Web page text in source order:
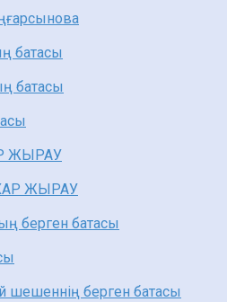
батасы
батасы
ЖЫРАУ
ЖЫРАУ
берген батасы
шешеннің берген батасы